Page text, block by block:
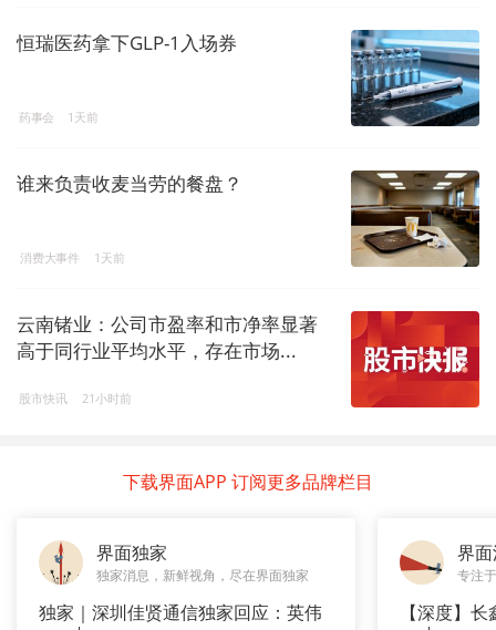
恒瑞医药拿下GLP-1入场券
药事会 1天前
谁来负责收麦当劳的餐盘？
消费大事件 1天前
云南锗业：公司市盈率和市净率显著
高于同行业平均水平，存在市场...
股市快讯 21小时前
下载界面APP 订阅更多品牌栏目
界面独家
独家消息，新鲜视角，尽在界面独家
独家｜深圳佳贤通信独家回应：英伟
界
专注
【深度】